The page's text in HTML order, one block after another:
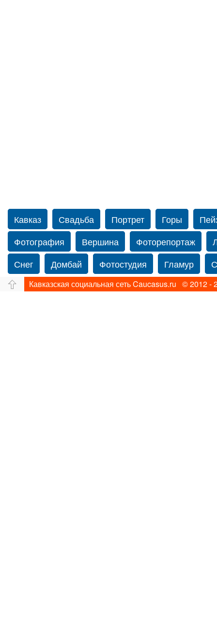
Кавказ Свадьба Портрет Горы
Фотография
Вершина Фоторепортаж
Снег
Домбай Фотостудия Гламур
Путешествие
Перевал Ущелье
Кавказская социальная сеть Caucasus.ru © 2012 -